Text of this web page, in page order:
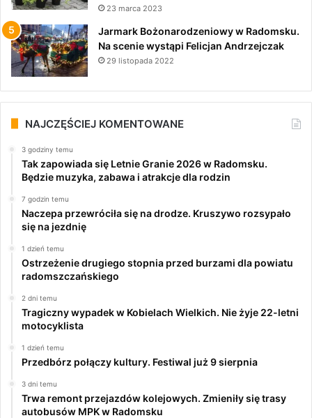
23 marca 2023
Jarmark Bożonarodzeniowy w Radomsku.
Na scenie wystąpi Felicjan Andrzejczak
29 listopada 2022
NAJCZĘŚCIEJ KOMENTOWANE
3 godziny temu
Tak zapowiada się Letnie Granie 2026 w Radomsku.
Będzie muzyka, zabawa i atrakcje dla rodzin
7 godzin temu
Naczepa przewróciła się na drodze. Kruszywo rozsypało
się na jezdnię
1 dzień temu
Ostrzeżenie drugiego stopnia przed burzami dla powiatu
radomszczańskiego
2 dni temu
Tragiczny wypadek w Kobielach Wielkich. Nie żyje 22-letni
motocyklista
1 dzień temu
Przedbórz połączy kultury. Festiwal już 9 sierpnia
3 dni temu
Trwa remont przejazdów kolejowych. Zmieniły się trasy
autobusów MPK w Radomsku